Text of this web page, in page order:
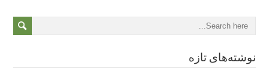
نوشته‌های تازه